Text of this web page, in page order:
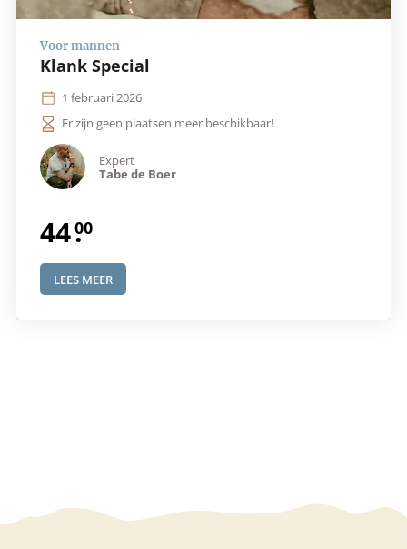
Klank Special
1 februari 2026
Er zijn geen plaatsen meer beschikbaar!
Expert
Tabe de Boer
44.
LEES MEER